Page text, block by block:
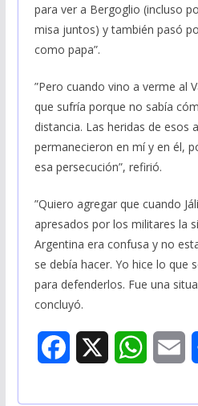
para ver a Bergoglio (incluso
misa juntos) y también pasó
como papa”.
”Pero cuando vino a verme al
que sufría porque no sabía
distancia. Las heridas de esos
permanecieron en mí y en él,
esa persecución”, refirió.
”Quiero agregar que cuando
apresados por los militares la
Argentina era confusa y no
se debía hacer. Yo hice lo que
para defenderlos. Fue una
concluyó.
W